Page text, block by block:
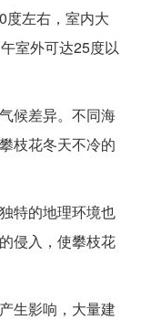
度左右，室内大
室外可达25度以
候差异。不同海
枝花冬天不冷的
特的地理环境也
侵入，使攀枝花
生影响，大量建